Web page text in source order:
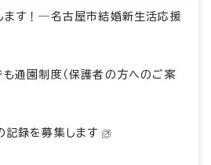
ます！―名古屋市結婚新生活応援
通園制度（保護者の方へのご案
記録を募集します